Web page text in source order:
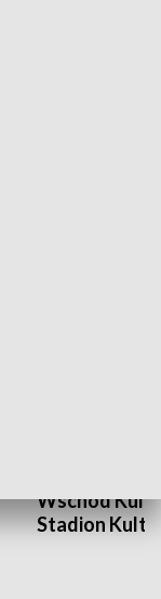
Wschód
Stadion